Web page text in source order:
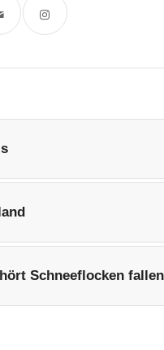
Schneeflocken fallen